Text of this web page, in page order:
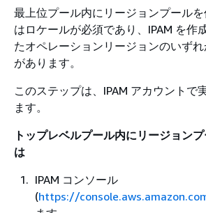
最上位プール内にリージョンプール
はロケールが必須であり、IPAM を作
たオペレーションリージョンのいず
があります。
このステップは、IPAM アカウントで
ます。
トップレベルプール内にリージョン
は
IPAM コンソール
(https://